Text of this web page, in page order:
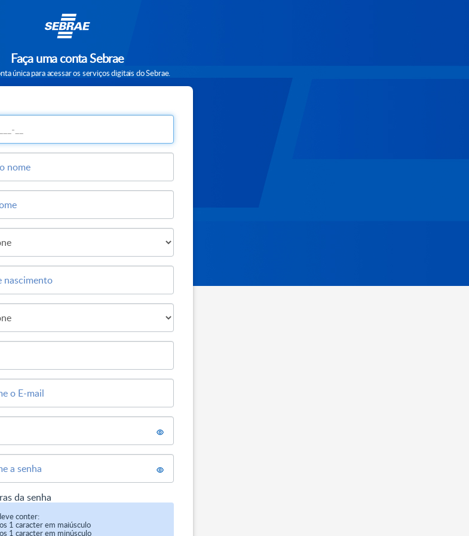
Faça uma conta Sebrae
única para acessar os serviços digitais do Sebrae.
nome
nascimento
o E-mail
a senha
da senha
conter:
1 caracter em maiúsculo
1 caracter em minúsculo